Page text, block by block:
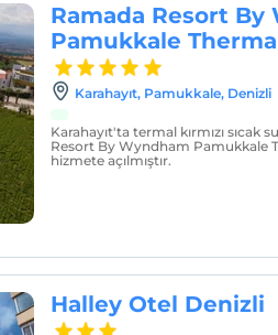
Ramada Resort By
Pamukkale
Karahayıt, Pamukkale, Denizli
Karahayıt'ta termal kırmızı
Resort By Wyndham Pamukkale
hizmete açılmıştır.
Halley Otel Denizli